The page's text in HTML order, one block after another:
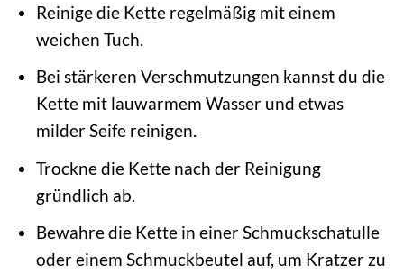
Reinige die Kette regelmäßig mit einem
weichen Tuch.
Bei stärkeren Verschmutzungen kannst du die
Kette mit lauwarmem Wasser und etwas
milder Seife reinigen.
Trockne die Kette nach der Reinigung
gründlich ab.
Bewahre die Kette in einer Schmuckschatulle
oder einem Schmuckbeutel auf, um Kratzer zu